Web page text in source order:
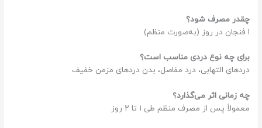
چقدر مصرف شود؟
۱ فنجان در روز (به‌صورت منظم)
برای چه نوع دردی مناسب است؟
دردهای التهابی، درد مفاصل، بدن دردهای مزمن خفیف
چه زمانی اثر می‌گذارد؟
معمولاً پس از مصرف منظم طی ۱ تا ۲ روز